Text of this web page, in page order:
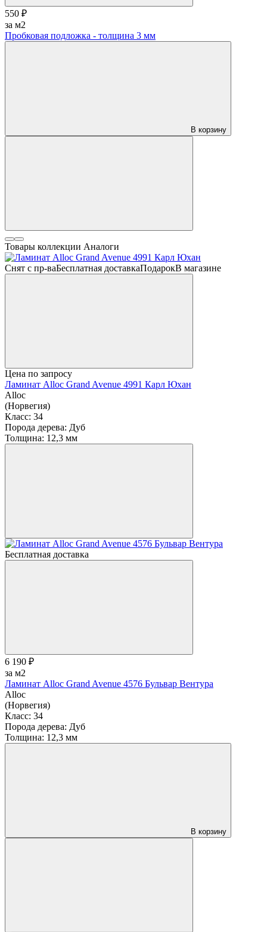
550 ₽
за м2
Пробковая подложка - толщина 3 мм
В корзину
Товары коллекции Аналоги
Снят с пр-ваБесплатная доставкаПодарокВ магазине
Цена по запросу
Ламинат Alloc Grand Avenue 4991 Карл Юхан
Alloc
(Норвегия)
Класс: 34
Порода дерева: Дуб
Толщина: 12,3 мм
Бесплатная доставка
6 190 ₽
за м2
Ламинат Alloc Grand Avenue 4576 Бульвар Вентура
Alloc
(Норвегия)
Класс: 34
Порода дерева: Дуб
Толщина: 12,3 мм
В корзину